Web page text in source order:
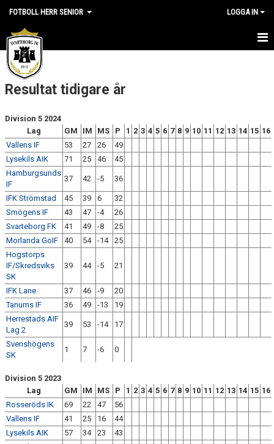
FOTBOLL HERR SENIOR LOGGA IN
HEM
NYHETER
SPELARTRUPPEN
KALENDER
BILDGALLERI
KIOSKSCHEMA
KONTAKT
TIDIGARE ÅR
KLUBBLÄNKAR
MATCHER
DOKUMENT
Resultat tidigare år
Division 5 2024
Lag
GM IM MS P 1 2 3 4 5 6 7 8 9 10 11 12 13 14 15 16
Vallens IF
53 27 26
49
Lysekils AIK
71 25 46
45
Hamburgsunds
IF
37 42 -5 36
IFK Strömstad 45 39 6
32
Smögens IF
43 47 -4
26
Svarteborg FK
41 49 -8
25
Morlanda GoIF
40 54 -14
25
Hogstorps
IF/Skredsviks
SK
39 44 -5 21
IFK Lane 37 46 -9
20
Tanums IF
36 49 -13
19
Herrestads AIF
Lag 2
39 53 -14 17
Svenshögens
SK
1 7 -6 0
Division 5 2023
Lag
GM IM MS P 1 2 3 4 5 6 7 8 9 10 11 12 13 14 15 16
Rosseröds IK
69 22 47
56
Vallens IF
41 25 16
44
Lysekils AIK
57 34 23
43